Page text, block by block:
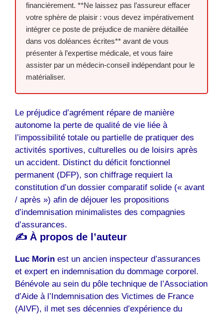
financièrement. **Ne laissez pas l’assureur effacer
votre sphère de plaisir : vous devez impérativement
intégrer ce poste de préjudice de manière détaillée
dans vos doléances écrites** avant de vous
présenter à l’expertise médicale, et vous faire
assister par un médecin-conseil indépendant pour le
matérialiser.
Le préjudice d’agrément répare de manière
autonome la perte de qualité de vie liée à
l’impossibilité totale ou partielle de pratiquer des
activités sportives, culturelles ou de loisirs après
un accident. Distinct du déficit fonctionnel
permanent (DFP), son chiffrage requiert la
constitution d’un dossier comparatif solide (« avant
/ après ») afin de déjouer les propositions
d’indemnisation minimalistes des compagnies
d’assurances.
✍️ À propos de l’auteur
Luc Morin est un ancien inspecteur d’assurances
et expert en indemnisation du dommage corporel.
Bénévole au sein du pôle technique de l’Association
d’Aide à l’Indemnisation des Victimes de France
(AIVF), il met ses décennies d’expérience du